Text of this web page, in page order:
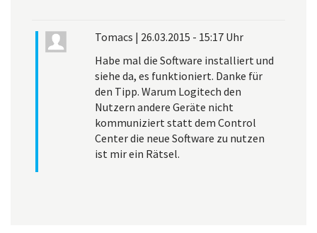
Tomacs | 26.03.2015 - 15:17 Uhr
Habe mal die Software installiert und
siehe da, es funktioniert. Danke für
den Tipp. Warum Logitech den
Nutzern andere Geräte nicht
kommuniziert statt dem Control
Center die neue Software zu nutzen
ist mir ein Rätsel.